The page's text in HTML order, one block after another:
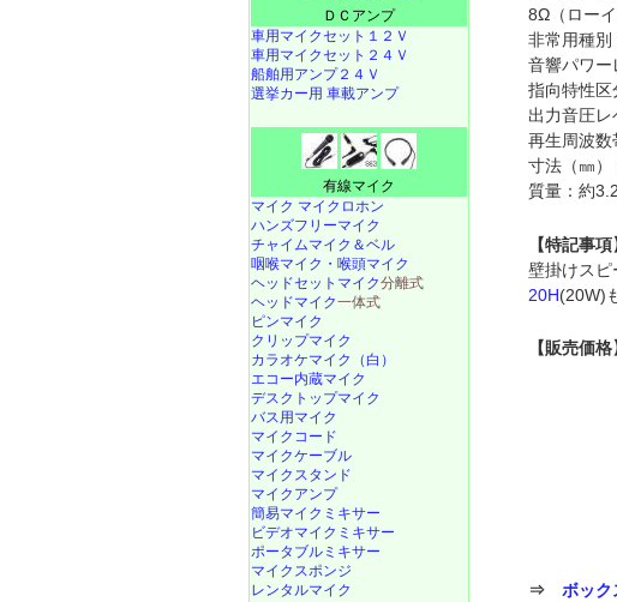
8Ω（ローイ
非常用種別
音響パワ
指向特性区
出力音圧
再生周波
寸法（㎜
質量：約
【特記事項
壁掛けス
20H(20W)
【販売価格
⇒ボック
ＤＣアンプ
車用マイクセット１２Ｖ
車用マイクセット２４Ｖ
船舶用アンプ２４Ｖ
選挙カー用 車載アンプ
有線マイク
マイク マイクロホン
ハンズフリーマイク
チャイムマイク＆ベル
咽喉マイク・喉頭マイク
ヘッドセットマイク分離式
ヘッドマイク一体式
ピンマイク
クリップマイク
カラオケマイク（白）
エコー内蔵マイク
デスクトップマイク
バス用マイク
マイクコード
マイクケーブル
マイクスタンド
マイクアンプ
簡易マイクミキサー
ビデオマイクミキサー
ポータブルミキサー
マイクスポンジ
レンタルマイク